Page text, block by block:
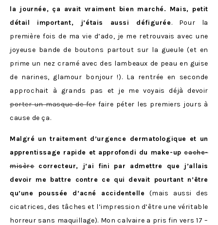
la journée, ça avait vraiment bien marché. Mais, petit
détail important, j’étais aussi défigurée. Pour la
première fois de ma vie d’ado, je me retrouvais avec une
joyeuse bande de boutons partout sur la gueule (et en
prime un nez cramé avec des lambeaux de peau en guise
de narines, glamour bonjour !). La rentrée en seconde
approchait à grands pas et je me voyais déjà devoir
porter un masque de ferfaire péter les premiers jours à
cause de ça.
Malgré un traitement d’urgence dermatologique et un
apprentissage rapide et approfondi du make-upcache-
misèrecorrecteur, j’ai fini par admettre que j’allais
devoir me battre contre ce qui devait pourtant n’être
qu’une poussée d’acné accidentelle (mais aussi des
cicatrices, des tâches et l’impression d’être une véritable
horreur sans maquillage). Mon calvaire a pris fin vers 17 –